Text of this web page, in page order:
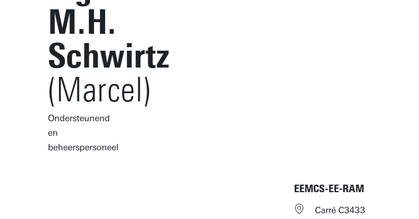
M.H.
Schwirtz
(Marcel)
Ondersteunend
en
beheerspersoneel
EEMCS-EE-RAM
Carré C3433